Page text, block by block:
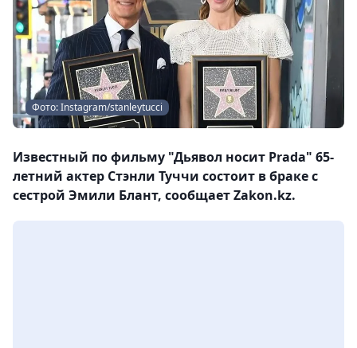
Фото: Instagram/stanleytucci
Известный по фильму "Дьявол носит Prada" 65-
летний актер Стэнли Туччи состоит в браке с
сестрой Эмили Блант, сообщает Zakon.kz.